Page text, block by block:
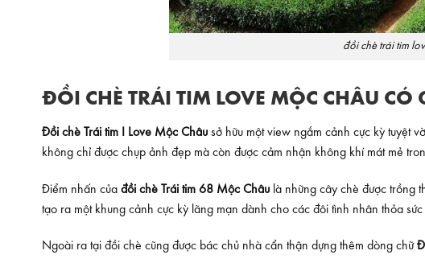
đồi chè trái tim
ĐỒI CHÈ TRÁI TIM LOVE MỘC CHÂU CÓ
Đồi chè Trái tim I Love Mộc Châu sở hữu một view ngắm cảnh cực kỳ tuyệt
không chỉ được chụp ảnh đẹp mà còn được cảm nhận không khí mát mẻ
Điểm nhấn của đồi chè Trái tim 68 Mộc Châu là những cây chè được trồng
tạo ra một khung cảnh cực kỳ lãng mạn dành cho các đôi tình nhân thỏa
Ngoài ra tại đồi chè cũng được bác chủ nhà cẩn thận dựng thêm dòng chữ